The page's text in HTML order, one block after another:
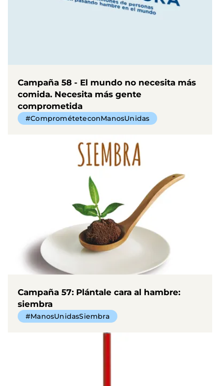
Campaña 58 - El mundo no necesita más
comida. Necesita más gente
comprometida
#ComprométeteconManosUnidas
Campaña 57: Plántale cara al hambre:
siembra
#ManosUnidasSiembra